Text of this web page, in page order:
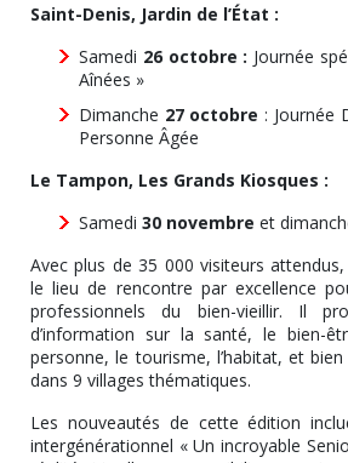
Saint-Denis, Jardin de l’État :
Samedi 26 octobre : Journée
Aînées »
Dimanche 27 octobre : Journée
Personne Âgée
Le Tampon, Les Grands Kiosques :
Samedi 30 novembre et
Avec plus de 35 000 visiteurs
le lieu de rencontre par excellence
professionnels du bien-vieillir. Il
d’information sur la santé, le bien-
personne, le tourisme, l’habitat, et
dans 9 villages thématiques.
Les nouveautés de cette édition
intergénérationnel « Un incroyable